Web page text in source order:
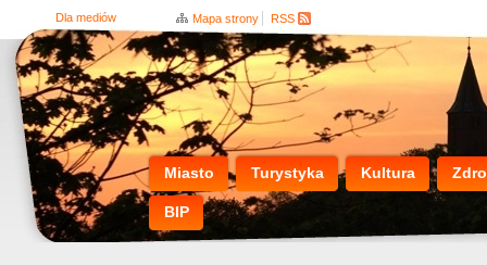
Dla mediów Mapa strony RSS
Miasto Turystyka Kultura
BIP